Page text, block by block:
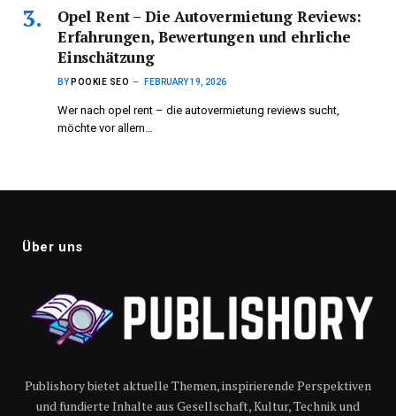
Opel Rent – Die Autovermietung Reviews:
Erfahrungen, Bewertungen und ehrliche
Einschätzung
BY POOKIE SEO FEBRUARY 19, 2026
Wer nach opel rent – die autovermietung reviews sucht,
möchte vor allem…
Über uns
Publishory bietet aktuelle Themen, inspirierende Perspektiven
und fundierte Inhalte aus Gesellschaft, Kultur, Technik und